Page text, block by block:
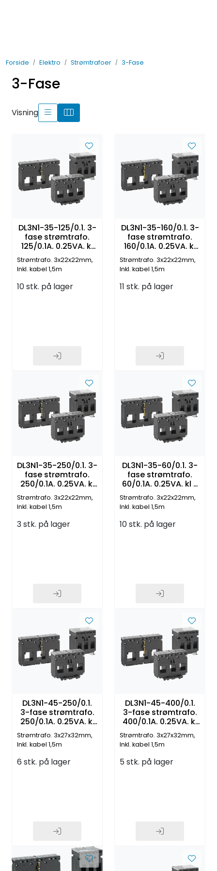
Forside Elektro Strømtrafoer 3-Fase
3-Fase
Visning
DL3N1-35-125/0.1. 3-
fase strømtrafo.
125/0.1A. 0.25VA. kl
0.5. RJ12 connection
Strømtrafo. 3x22x22mm,
Inkl. kabel 1,5m
10 stk. på lager
DL3N1-35-160/0.1. 3-
fase strømtrafo.
160/0.1A. 0.25VA. kl
0.5. RJ12 connection
Strømtrafo. 3x22x22mm,
Inkl. kabel 1,5m
11 stk. på lager
DL3N1-35-250/0.1. 3-
fase strømtrafo.
250/0.1A. 0.25VA. kl
0.5. RJ12 connection
Strømtrafo. 3x22x22mm,
Inkl. kabel 1,5m
3 stk. på lager
DL3N1-35-60/0.1. 3-
fase strømtrafo.
60/0.1A. 0.25VA. kl 1.
RJ12 connection
Strømtrafo. 3x22x22mm,
Inkl. kabel 1,5m
10 stk. på lager
DL3N1-45-250/0.1.
3-fase strømtrafo.
250/0.1A. 0.25VA. kl
0.5. RJ12 connection
Strømtrafo. 3x27x32mm,
Inkl. kabel 1,5m
6 stk. på lager
DL3N1-45-400/0.1.
3-fase strømtrafo.
400/0.1A. 0.25VA. kl
0.5. RJ12 connection
Strømtrafo. 3x27x32mm,
Inkl. kabel 1,5m
5 stk. på lager
Fabrikkautomatisering
Kontakt oss
Bærekraft